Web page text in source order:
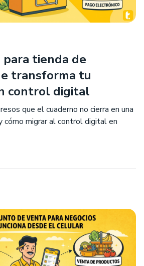
para tienda de
transforma tu
control digital
que el cuaderno no cierra en una
cómo migrar al control digital en